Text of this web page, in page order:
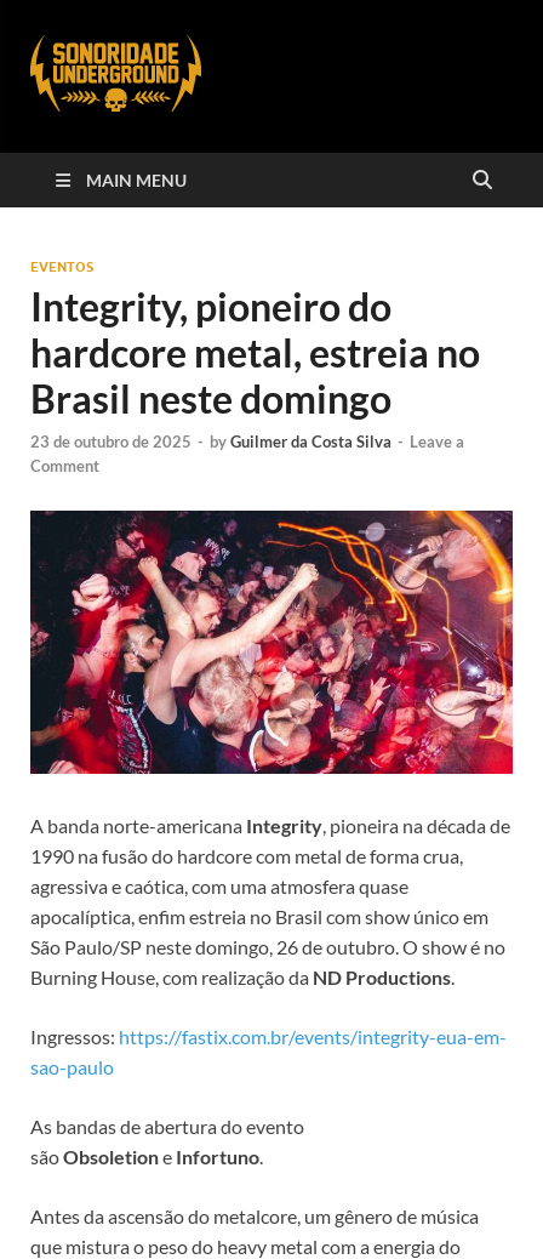
MAIN MENU
EVENTOS
Integrity, pioneiro do
hardcore metal, estreia no
Brasil neste domingo
23 de outubro de 2025 - byGuilmer da Costa Silva - Leave a
Comment
A banda norte-americana Integrity, pioneira na década de
1990 na fusão do hardcore com metal de forma crua,
agressiva e caótica, com uma atmosfera quase
apocalíptica, enfim estreia no Brasil com show único em
São Paulo/SP neste domingo, 26 de outubro. O show é no
Burning House, com realização da ND Productions.
Ingressos: https://fastix.com.br/events/integrity-eua-em-
sao-paulo
As bandas de abertura do evento
sãoObsoletione Infortuno.
Antes da ascensão do metalcore, um gênero de música
que mistura o peso do heavy metal com a energia do